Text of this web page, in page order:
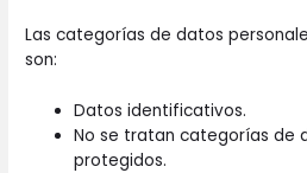
Las categorías de datos
son:
Datos identificativos.
No se tratan categorías de
protegidos.